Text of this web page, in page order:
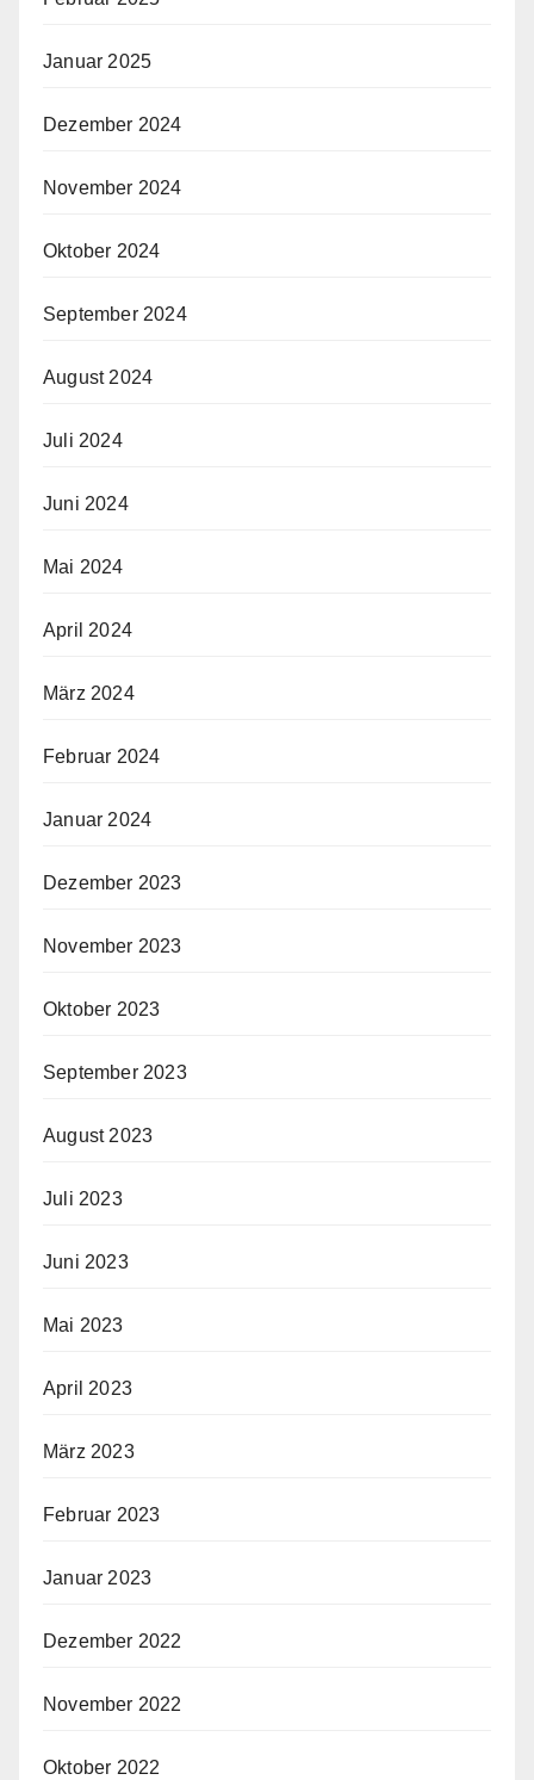
Januar 2025
Dezember 2024
November 2024
Oktober 2024
September 2024
August 2024
Juli 2024
Juni 2024
Mai 2024
April 2024
März 2024
Februar 2024
Januar 2024
Dezember 2023
November 2023
Oktober 2023
September 2023
August 2023
Juli 2023
Juni 2023
Mai 2023
April 2023
März 2023
Februar 2023
Januar 2023
Dezember 2022
November 2022
Oktober 2022